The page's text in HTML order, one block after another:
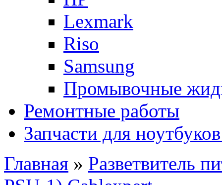
Lexmark
Riso
Samsung
Промывочные
Ремонтные работы
Запчасти для
Главная » Разветвитель